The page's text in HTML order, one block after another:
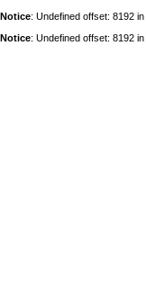
Notice: Undefined offset: 8192 in
Notice: Undefined offset: 8192 in